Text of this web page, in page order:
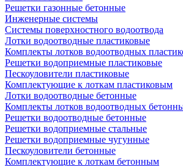
Решетки газонные бетонные
Инженерные системы
Системы поверхностного водоотвода
Лотки водоотводные пластиковые
Комплекты лотков водоотводных
Решетки водоприемные пластиковые
Пескоуловители пластиковые
Комплектующие к лоткам пластиковым
Лотки водоотводные бетонные
Комплекты лотков водоотводных
Решетки водоотводные бетонные
Решетки водоприемные стальные
Решетки водоприемные чугунные
Пескоуловители бетонные
Комплектующие к лоткам бетонным